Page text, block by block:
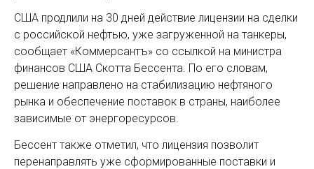
США продлили на 30 дней действие лицензии на сделки
с российской нефтью, уже загруженной на танкеры,
сообщает «Коммерсантъ» со ссылкой на министра
финансов США Скотта Бессента. По его словам,
решение направлено на стабилизацию нефтяного
рынка и обеспечение поставок в страны, наиболее
зависимые от энергоресурсов.
Бессент также отметил, что лицензия позволит
перенаправлять уже сформированные поставки и